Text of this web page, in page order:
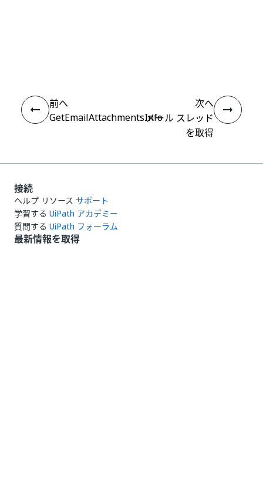
前へ
GetEmailAttachmentsInfo
次へ
メール スレッド
を取得
接続
ヘルプ リソース サポート
学習する UiPath アカデミー
質問する UiPath フォーラム
最新情報を取得